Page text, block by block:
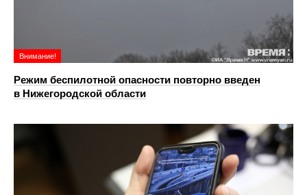
Внимание!
Режим беспилотной опасности повторно введен
в Нижегородской области